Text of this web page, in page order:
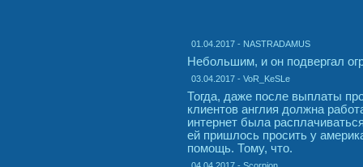
01.04.2017 - NASTRADAMUS
Небольшим, и он подвергал
03.04.2017 - VoR_KeSLe
Тогда, даже после выплаты
клиентов англия должна
интернет была
ей пришлось просить у
помощь. Тому, что.